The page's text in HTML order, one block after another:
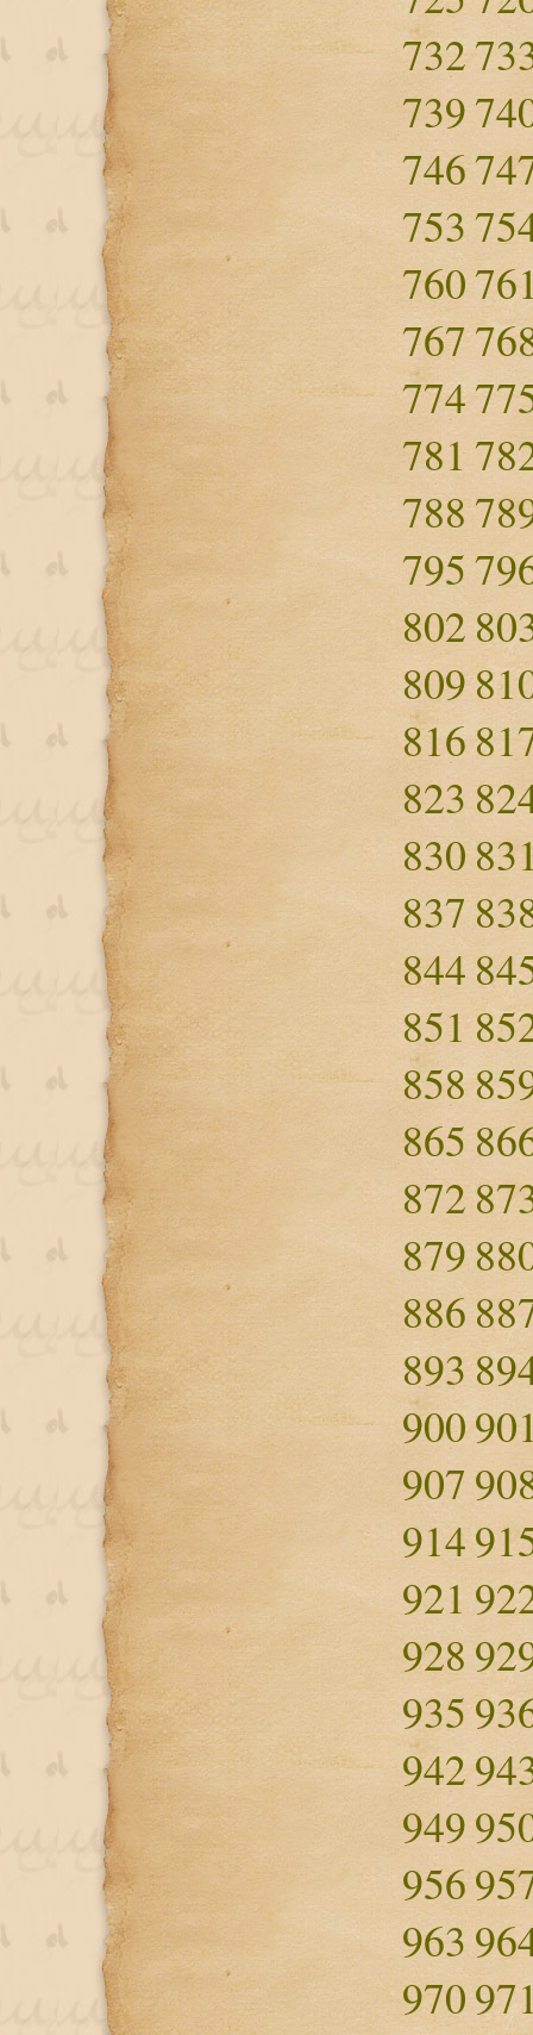
732
739
746
753
760
767
774
781
788
795
802
809
816
823
830
837
844
851
858
865
872
879
886
893
900
907
914
921
928
935
942
949
956
963
970